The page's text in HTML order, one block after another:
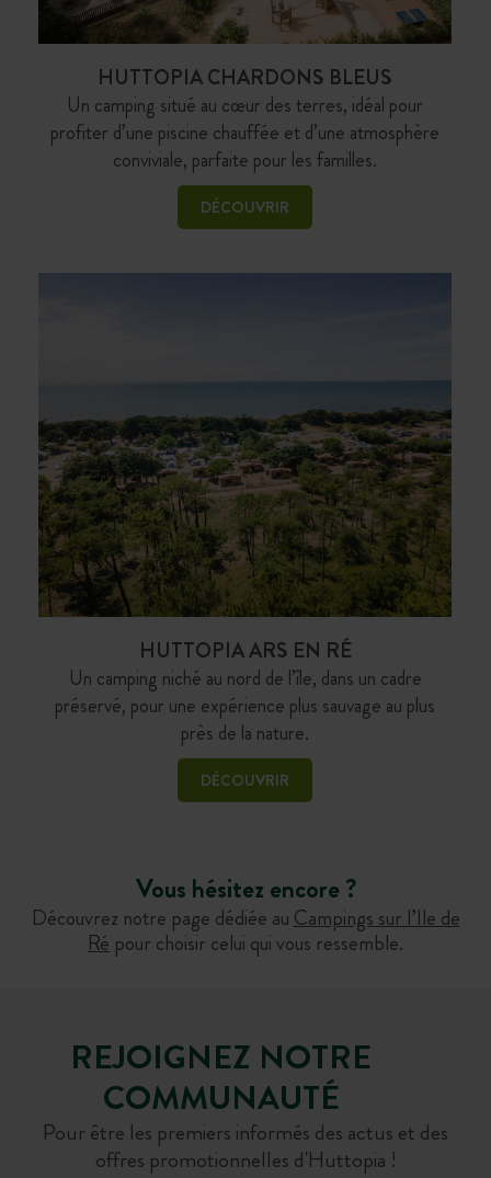
HUTTOPIA CHARDONS BLEUS
Un camping situé au cœur des terres, idéal pour
profiter d’une piscine chauffée et d’une atmosphère
conviviale, parfaite pour les familles.
DÉCOUVRIR
HUTTOPIA ARS EN RÉ
Un camping niché au nord de l’île, dans un cadre
préservé, pour une expérience plus sauvage au plus
près de la nature.
DÉCOUVRIR
Vous hésitez encore ?
Découvrez notre page dédiée au Campings sur l’Ile de
Ré pour choisir celui qui vous ressemble.
REJOIGNEZ NOTRE
COMMUNAUTÉ
Pour être les premiers informés des actus et des
offres promotionnelles d'Huttopia !